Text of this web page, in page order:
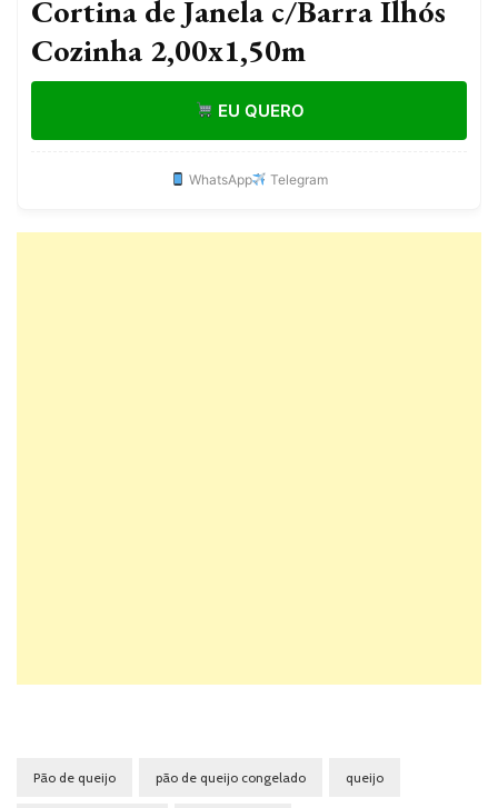
Cortina de Janela c/Barra Ilhós
Cozinha 2,00x1,50m
EU QUERO
WhatsApp Telegram
Pão de queijo pão de queijo congelado queijo